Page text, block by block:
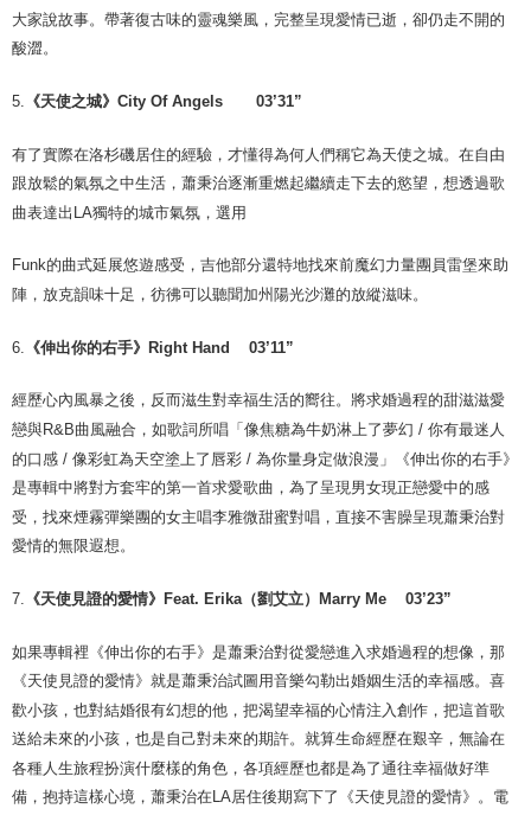
大家說故事。帶著復古味的靈魂樂風，完整呈現愛情已逝，卻仍走不開的
酸澀。
5. 《天使之城》 City Of Angels 03’31”
有了實際在洛杉磯居住的經驗，才懂得為何人們稱它為天使之城。在自由
跟放鬆的氣氛之中生活，蕭秉治逐漸重燃起繼續走下去的慾望，想透過歌
曲表達出 LA獨特的城市氣氛，選用
Funk的曲式延展悠遊感受，吉他部分還特地找來前魔幻力量團員雷堡來助
陣，放克韻味十足，彷彿可以聽聞加州陽光沙灘的放縱滋味。
6. 《伸出你的右手》 Right Hand 03’11”
經歷心內風暴之後，反而滋生對幸福生活的嚮往。將求婚過程的甜滋滋愛
戀與R&B曲風融合，如歌詞所唱「像焦糖為牛奶淋上了夢幻 / 你有最迷人
的口感 / 像彩虹為天空塗上了唇彩 / 為你量身定做浪漫」《伸出你的右手》
是專輯中將對方套牢的第一首求愛歌曲，為了呈現男女現正戀愛中的感
受，找來煙霧彈樂團的女主唱李雅微甜蜜對唱，直接不害臊呈現蕭秉治對
愛情的無限遐想。
7. 《天使見證的愛情》 Feat. Erika （劉艾立） Marry Me 03’23”
如果專輯裡《伸出你的右手》是蕭秉治對從愛戀進入求婚過程的想像，那
《天使見證的愛情》就是蕭秉治試圖用音樂勾勒出婚姻生活的幸福感。喜
歡小孩，也對結婚很有幻想的他，把渴望幸福的心情注入創作，把這首歌
送給未來的小孩，也是自己對未來的期許。就算生命經歷在艱辛，無論在
各種人生旅程扮演什麼樣的角色，各項經歷也都是為了通往幸福做好準
備，抱持這樣心境，蕭秉治在LA居住後期寫下了《天使見證的愛情》。電